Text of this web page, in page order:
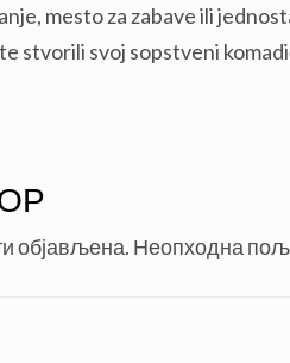
mesto za zabave ili
stvorili svoj sopstveni
објављена. Неопходна